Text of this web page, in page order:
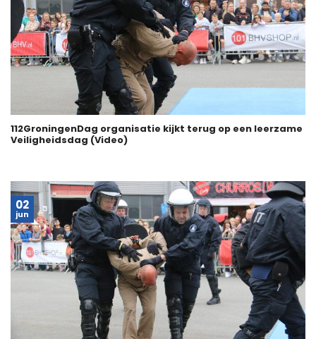
112GroningenDag organisatie kijkt terug op een leerzame
Veiligheidsdag (Video)
02
jun